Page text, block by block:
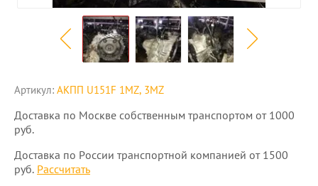
Артикул: АКПП U151F 1MZ, 3MZ
Доставка по Москве собственным транспортом от 1000
руб.
Доставка по России транспортной компанией от 1500
руб. Рассчитать